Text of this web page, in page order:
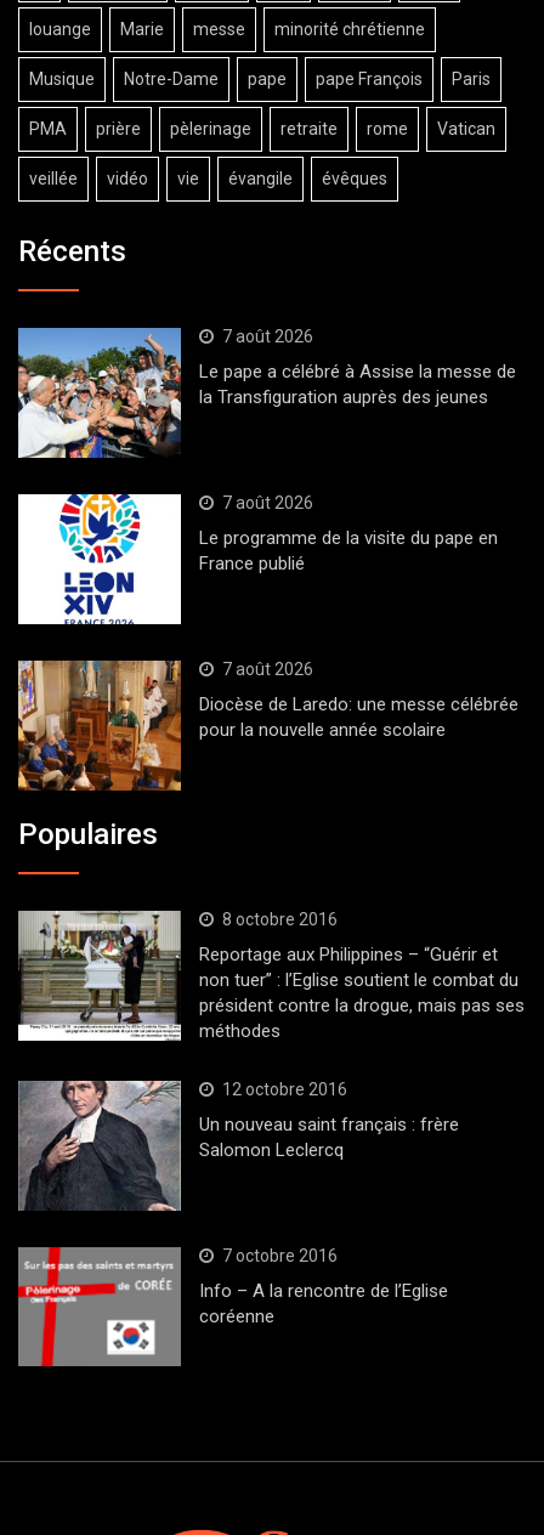
louange Marie messe minorité chrétienne
Musique Notre-Dame pape pape François Paris
PMA prière pèlerinage retraite rome Vatican
veillée vidéo vie évangile évêques
Récents
7 août 2026
Le pape a célébré à Assise la messe de
la Transfiguration auprès des jeunes
7 août 2026
Le programme de la visite du pape en
France publié
7 août 2026
Diocèse de Laredo: une messe célébrée
pour la nouvelle année scolaire
Populaires
8 octobre 2016
Reportage aux Philippines – “Guérir et
non tuer” : l’Eglise soutient le combat du
président contre la drogue, mais pas ses
méthodes
12 octobre 2016
Un nouveau saint français : frère
Salomon Leclercq
7 octobre 2016
Info – A la rencontre de l’Eglise
coréenne